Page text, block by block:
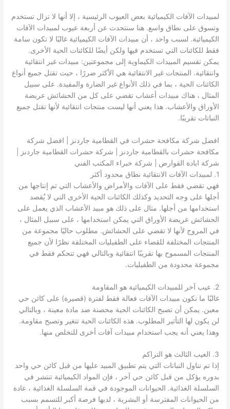
لمبيدات الآفات الكيميائية بعض العيوب الرئيسية ، إلا أنها لا تزال تستخدم
وتسوق على نطاق واسع. هنا سنتحدث عن أربعة عيوب لمبيدات الآفات
الكيميائية. لسبب واحد ، أن مبيدات الآفات الكيميائية غالبًا لا تكون سامة
فقط للكائنات التي تستخدم فيها ولكن أيضًا للكائنات الحية الأخرى.
يمكن تقسيم المبيدات الكيماوية إلى مجموعتين: مبيدات غير انتقائية
وانتقائية. المنتجات غير الانتقائية هي الأكثر ضررًا ، حيث تقتل جميع أنواع
الكائنات الحية ، بما في ذلك الأنواع غير الضارة والمفيدة. على سبيل
المثال ، هناك مبيدات أعشاب تقضي على كل من الحشائش عريضة
الأوراق والأعشاب. هذا يعني أنها ليست منتجات انتقائية لأنها تقتل جميع
النباتات تقريبًا.
افضل شركة مكافحة حشرات في القطامية جاردنز | افضل شركة
مكافحة حشرات بالقطامية جاردنز | شركة حشرات القطامية جاردنز |
شركة ابادة القوارض | شركة خبراء المكتب الفني
1. لمبيدات الآفات الانتقائية نطاق محدود أكثر
فهي تقضي فقط على الآفات والأمراض والأعشاب التي تم إنتاجها من
أجلها على وجه التحديد وكذلك الكائنات الحية الأخرى التي لا يُقصد
استخدامها من أجلها. مثال على ذلك هو مبيد الأعشاب الذي يعمل على
الحشائش عريضة الأوراق التي يمكن استخدامها ، على سبيل المثال ،
في المروج لأنها لا تقضي على الحشائش. مطلوب حاليًا مجموعة من
المنتجات المختلفة للقضاء على الطفيليات المختلفة نظرًا لأن جميع
المنتجات المسموح بها تقريبًا انتقائية وبالتالي فهي تتحكم فقط في
مجموعة محدودة من الطفيليات.
2. عيب آخر للمبيدات الكيميائية هو المقاومة
غالبًا ما تكون مبيدات الآفات فعالة فقط لفترة (قصيرة) على كائن حي
معين. يمكن أن تصبح الكائنات الحية محصنة ضد مادة معينة ، وبالتالي
لن يكون لها التأثير المطلوب. هذه الكائنات الحية تتغير وتصبح مقاومة.
وهذا يعني أنه يجب استخدام مبيدات آفات أخرى للتخلص منها.
3. العيب الثالث هو التراكم
إذا تم تناول النباتات التي يتم تطبيق المبيد عليها من قبل كائن حي واحد
بدوره يؤكل من قبل كائن حي آخر ، فإن المواد الكيميائية تنتشر في
السلسلة الغذائية. الحيوانات الموجودة في قمة السلسلة الغذائية ، عادة
من الحيوانات المفترسة أو البشرية ، لديها فرصة أكبر للتسمم بسبب